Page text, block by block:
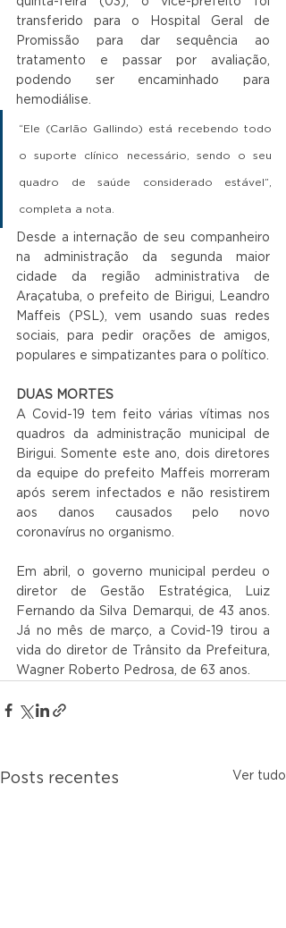
transferido para o Hospital Geral de
Promissão para dar sequência ao
tratamento e passar por avaliação,
podendo ser encaminhado para
hemodiálise.
“Ele (Carlão Gallindo) está recebendo todo
o suporte clínico necessário, sendo o seu
quadro de saúde considerado estável”,
completa a nota.
Desde a internação de seu companheiro
na administração da segunda maior
cidade da região administrativa de
Araçatuba, o prefeito de Birigui, Leandro
Maffeis (PSL), vem usando suas redes
sociais, para pedir orações de amigos,
populares e simpatizantes para o político.
DUAS MORTES
A Covid-19 tem feito várias vítimas nos
quadros da administração municipal de
Birigui. Somente este ano, dois diretores
da equipe do prefeito Maffeis morreram
após serem infectados e não resistirem
aos danos causados pelo novo
coronavírus no organismo.
Em abril, o governo municipal perdeu o
diretor de Gestão Estratégica, Luiz
Fernando da Silva Demarqui, de 43 anos.
Já no mês de março, a Covid-19 tirou a
vida do diretor de Trânsito da Prefeitura,
Wagner Roberto Pedrosa, de 63 anos.
Posts recentes Ver tudo